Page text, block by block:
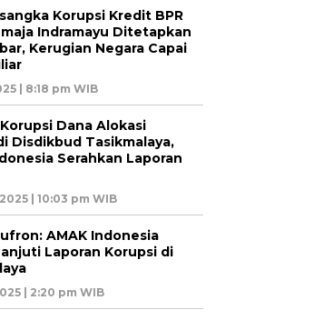
Korupsi Kredit BPR
Indramayu Ditetapkan
Kerugian Negara Capai
| 8:18 pm WIB
Dana Alokasi
Disdikbud Tasikmalaya,
Serahkan Laporan
| 10:03 pm WIB
AMAK Indonesia
Laporan Korupsi di
| 2:20 pm WIB